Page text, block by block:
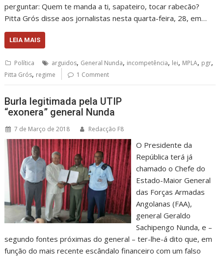
perguntar: Quem te manda a ti, sapateiro, tocar rabecão?
Pitta Grós disse aos jornalistas nesta quarta-feira, 28, em…
LEIA MAIS
Política arguidos, General Nunda, incompetência, lei, MPLA, pgr,
Pitta Grós, regime 1 Comment
Burla legitimada pela UTIP
“exonera” general Nunda
7 de Março de 2018 Redacção F8
O Presidente da
República terá já
chamado o Chefe do
Estado-Maior General
das Forças Armadas
Angolanas (FAA),
general Geraldo
Sachipengo Nunda, e –
segundo fontes próximas do general – ter-lhe-á dito que, em
função do mais recente escândalo financeiro com um falso